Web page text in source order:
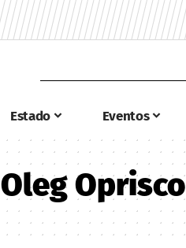
Estado Eventos
Oleg Oprisco